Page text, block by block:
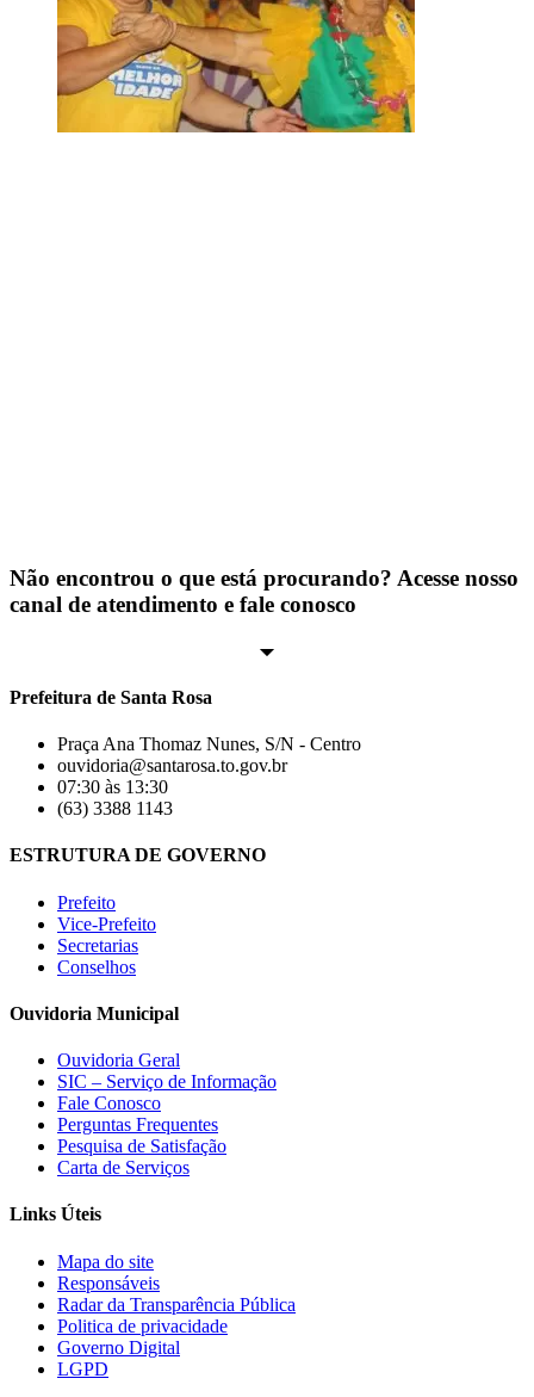
Não encontrou o que está procurando? Acesse nosso
canal de atendimento e fale conosco
Prefeitura de Santa Rosa
Praça Ana Thomaz Nunes, S/N - Centro
ouvidoria@santarosa.to.gov.br
07:30 às 13:30
(63) 3388 1143
ESTRUTURA DE GOVERNO
Prefeito
Vice-Prefeito
Secretarias
Conselhos
Ouvidoria Municipal
Ouvidoria Geral
SIC – Serviço de Informação
Fale Conosco
Perguntas Frequentes
Pesquisa de Satisfação
Carta de Serviços
Links Úteis
Mapa do site
Responsáveis
Radar da Transparência Pública
Politica de privacidade
Governo Digital
LGPD